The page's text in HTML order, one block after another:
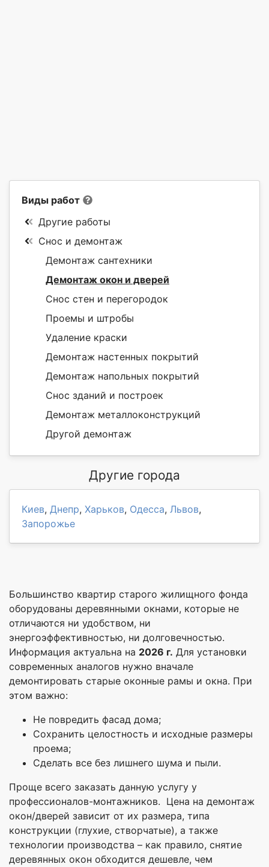
Виды работ
Другие работы
Снос и демонтаж
Демонтаж сантехники
Демонтаж окон и дверей
Снос стен и перегородок
Проемы и штробы
Удаление краски
Демонтаж настенных покрытий
Демонтаж напольных покрытий
Снос зданий и построек
Демонтаж металлоконструкций
Другой демонтаж
Другие города
Киев, Днепр, Харьков, Одесса, Львов,
Запорожье
Большинство квартир старого жилищного фонда
оборудованы деревянными окнами, которые не
отличаются ни удобством, ни
энергоэффективностью, ни долговечностью.
Информация актуальна на 2026 г. Для установки
современных аналогов нужно вначале
демонтировать старые оконные рамы и окна. При
этом важно:
Не повредить фасад дома;
Сохранить целостность и исходные размеры
проема;
Сделать все без лишнего шума и пыли.
Проще всего заказать данную услугу у
профессионалов-монтажников. Цена на демонтаж
окон/дверей зависит от их размера, типа
конструкции (глухие, створчатые), а также
технологии производства – как правило, снятие
деревянных окон обходится дешевле, чем